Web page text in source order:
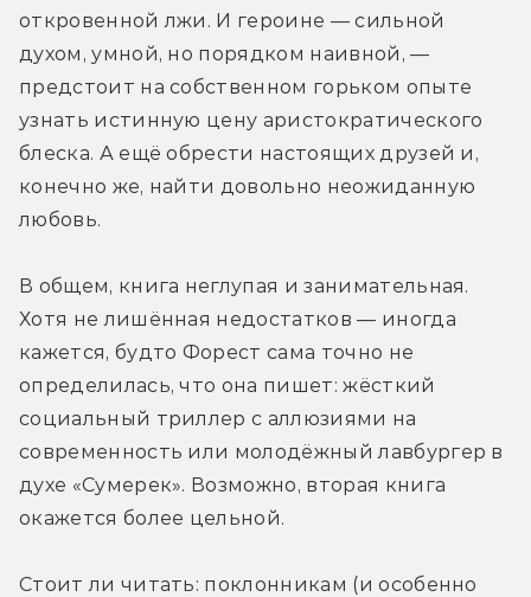
откровенной лжи. И героине — сильной
духом, умной, но порядком наивной, —
предстоит на собственном горьком опыте
узнать истинную цену аристократического
блеска. А ещё обрести настоящих друзей и,
конечно же, найти довольно неожиданную
любовь.
В общем, книга неглупая и занимательная.
Хотя не лишённая недостатков — иногда
кажется, будто Форест сама точно не
определилась, что она пишет: жёсткий
социальный триллер с аллюзиями на
современность или молодёжный лавбургер в
духе «Сумерек». Возможно, вторая книга
окажется более цельной.
Стоит ли читать: поклонникам (и особенно